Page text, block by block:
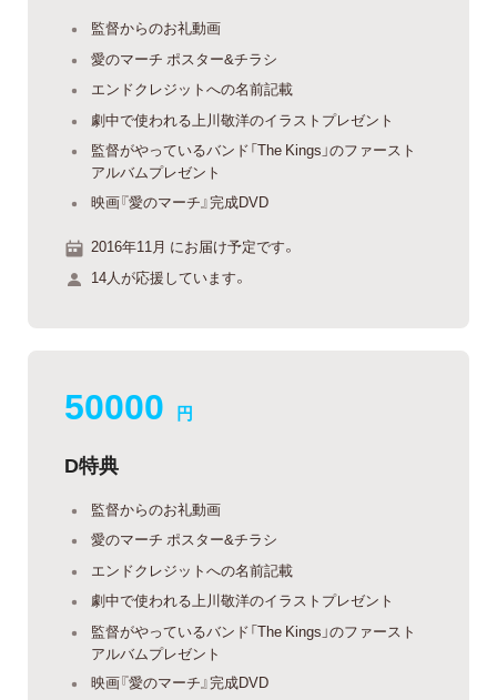
監督からのお礼動画
愛のマーチ ポスター&チラシ
エンドクレジットへの名前記載
劇中で使われる上川敬洋のイラストプレゼント
監督がやっているバンド「The Kings」のファースト
アルバムプレゼント
映画『愛のマーチ』完成DVD
2016年11月 にお届け予定です。
14人が応援しています。
50000 円
D特典
監督からのお礼動画
愛のマーチ ポスター&チラシ
エンドクレジットへの名前記載
劇中で使われる上川敬洋のイラストプレゼント
監督がやっているバンド「The Kings」のファースト
アルバムプレゼント
映画『愛のマーチ』完成DVD